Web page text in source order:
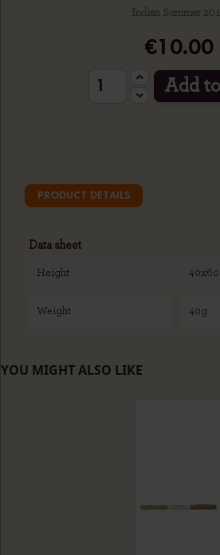
Indian Summer
€10.00
Add
PRODUCT DETAILS
Data sheet
Height
Weight 40g
YOU MIGHT ALSO LIKE